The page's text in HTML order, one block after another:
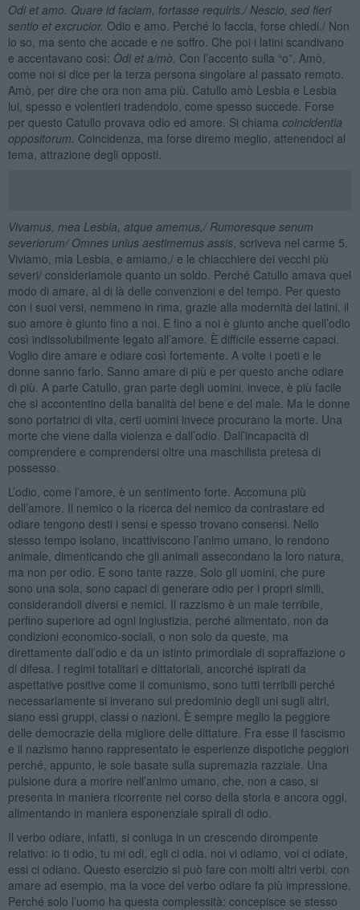
Odi et amo. Quare id faciam, fortasse requiris./ Nescio, sed fieri
sentio et excrucior. Odio e amo. Perché lo faccia, forse chiedi./ Non
lo so, ma sento che accade e ne soffro. Che poi i latini scandivano
e accentavano così: Òdi et a/mò. Con l’accento sulla “o”. Amò,
come noi si dice per la terza persona singolare al passato remoto.
Amò, per dire che ora non ama più. Catullo amò Lesbia e Lesbia
lui, spesso e volentieri tradendolo, come spesso succede. Forse
per questo Catullo provava odio ed amore. Si chiama coincidentia
oppositorum. Coincidenza, ma forse diremo meglio, attenendoci al
tema, attrazione degli opposti.
Vivamus, mea Lesbia, atque amemus,/ Rumoresque senum
severiorum/ Omnes unius aestimemus assis, scriveva nel carme 5.
Viviamo, mia Lesbia, e amiamo,/ e le chiacchiere dei vecchi più
severi/ consideriamole quanto un soldo. Perché Catullo amava quel
modo di amare, al di là delle convenzioni e del tempo. Per questo
con i suoi versi, nemmeno in rima, grazie alla modernità dei latini, il
suo amore è giunto fino a noi. E fino a noi è giunto anche quell’odio
così indissolubilmente legato all’amore. È difficile esserne capaci.
Voglio dire amare e odiare così fortemente. A volte i poeti e le
donne sanno farlo. Sanno amare di più e per questo anche odiare
di più. A parte Catullo, gran parte degli uomini, invece, è più facile
che si accontentino della banalità del bene e del male. Ma le donne
sono portatrici di vita, certi uomini invece procurano la morte. Una
morte che viene dalla violenza e dall’odio. Dall’incapacità di
comprendere e comprendersi oltre una maschilista pretesa di
possesso.
L’odio, come l’amore, è un sentimento forte. Accomuna più
dell’amore. Il nemico o la ricerca del nemico da contrastare ed
odiare tengono desti i sensi e spesso trovano consensi. Nello
stesso tempo isolano, incattiviscono l’animo umano, lo rendono
animale, dimenticando che gli animali assecondano la loro natura,
ma non per odio. E sono tante razze. Solo gli uomini, che pure
sono una sola, sono capaci di generare odio per i propri simili,
considerandoli diversi e nemici. Il razzismo è un male terribile,
perfino superiore ad ogni ingiustizia, perché alimentato, non da
condizioni economico-sociali, o non solo da queste, ma
direttamente dall’odio e da un istinto primordiale di sopraffazione o
di difesa. I regimi totalitari e dittatoriali, ancorché ispirati da
aspettative positive come il comunismo, sono tutti terribili perché
necessariamente si inverano sul predominio degli uni sugli altri,
siano essi gruppi, classi o nazioni. È sempre meglio la peggiore
delle democrazie della migliore delle dittature. Fra esse il fascismo
e il nazismo hanno rappresentato le esperienze dispotiche peggiori
perché, appunto, le sole basate sulla supremazia razziale. Una
pulsione dura a morire nell’animo umano, che, non a caso, si
presenta in maniera ricorrente nel corso della storia e ancora oggi,
alimentando in maniera esponenziale spirali di odio.
Il verbo odiare, infatti, si coniuga in un crescendo dirompente
relativo: io ti odio, tu mi odi, egli ci odia, noi vi odiamo, voi ci odiate,
essi ci odiano. Questo esercizio si può fare con molti altri verbi, con
amare ad esempio, ma la voce del verbo odiare fa più impressione.
Perché solo l’uomo ha questa complessità: concepisce se stesso